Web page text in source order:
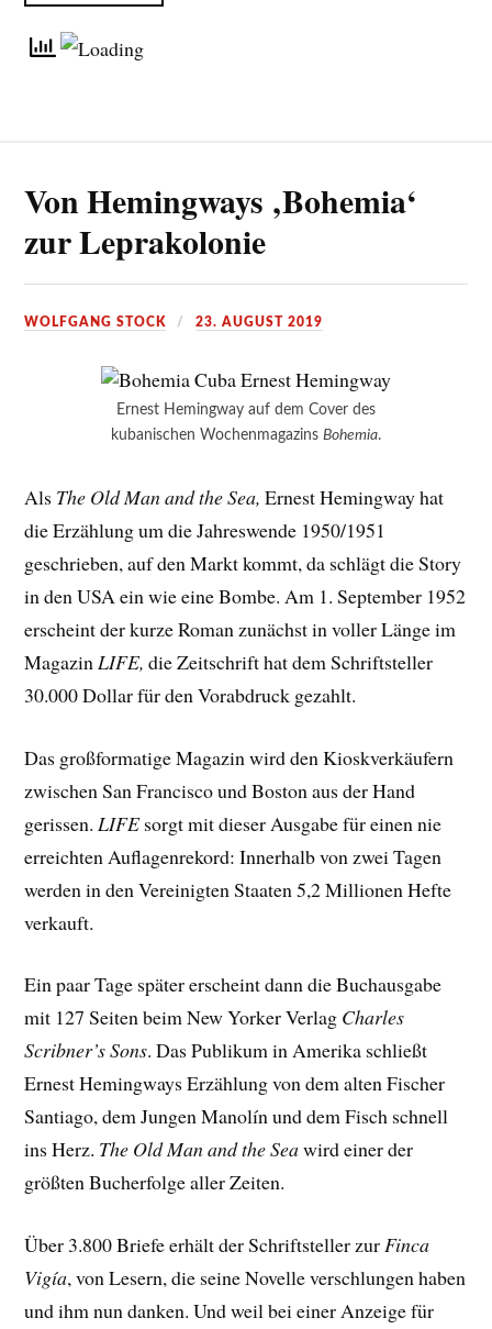
Von Hemingways ‚Bohemia‘
zur Leprakolonie
WOLFGANG STOCK 23. AUGUST 2019
Ernest Hemingway auf dem Cover des
kubanischen Wochenmagazins Bohemia.
Als The Old Man and the Sea,Ernest Hemingway hat
die Erzählung um die Jahreswende 1950/1951
geschrieben, auf den Markt kommt, da schlägt die Story
in den USA ein wie eine Bombe. Am 1. September 1952
erscheint der kurze Roman zunächst in voller Länge im
MagazinLIFE,die Zeitschrift hat dem Schriftsteller
30.000 Dollar für den Vorabdruck gezahlt.
Das großformatige Magazin wird den Kioskverkäufern
zwischen San Francisco und Boston aus der Hand
gerissen. LIFEsorgt mit dieser Ausgabe für einen nie
erreichten Auflagenrekord: Innerhalb von zwei Tagen
werden in den Vereinigten Staaten 5,2 Millionen Hefte
verkauft.
Ein paar Tage später erscheint dann die Buchausgabe
mit 127 Seiten beim New Yorker Verlag Charles
Scribner’s Sons. Das Publikum in Amerika schließt
Ernest Hemingways Erzählung von dem alten Fischer
Santiago, dem Jungen Manolín und dem Fisch schnell
ins Herz. The Old Man and the Seawird einer der
größten Bucherfolge aller Zeiten.
Über 3.800 Briefe erhält der Schriftsteller zurFinca
Vigía, von Lesern, die seine Novelle verschlungen haben
und ihm nun danken. Und weil bei einer Anzeige für